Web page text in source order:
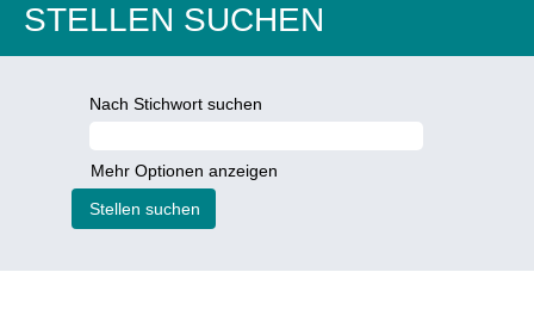
STELLEN SUCHEN
Nach Stichwort suchen
Mehr Optionen anzeigen